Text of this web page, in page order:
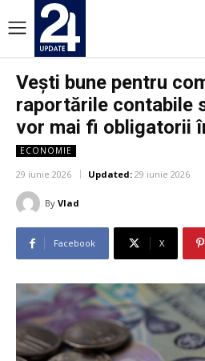
Vești bune pentru
raportările contabile
vor mai fi obligatorii
ECONOMIE
29 iunie 2026 Updated: 29 iunie 2026
By Vlad
Facebook X